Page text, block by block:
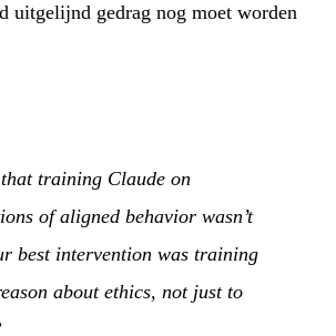
uitgelijnd gedrag nog moet worden
that training Claude on
of aligned behavior wasn’t
best intervention was training
about ethics, not just to